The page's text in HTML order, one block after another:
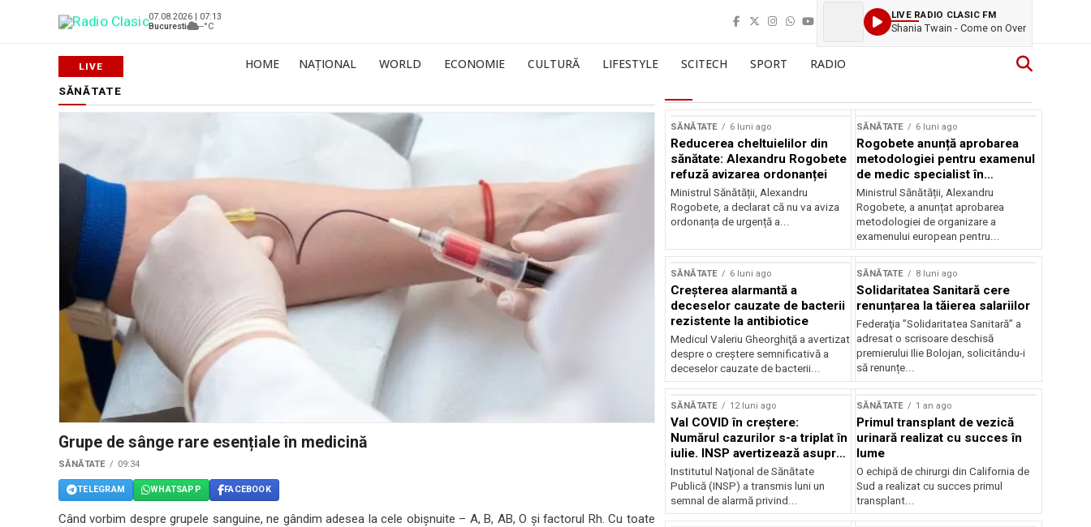
07.08.2026 | 07:13
Bucuresti
--°C
LIVE RADIO CLASIC FM
Shania Twain - Come on Over
HOME NAȚIONAL WORLD ECONOMIE CULTURĂ LIFESTYLE SCITECH SPORT RADIO
SĂNĂTATE
Grupe de sânge rare esențiale în medicină
SĂNĂTATE 09:34
TELEGRAM WHATSAPP FACEBOOK
Când vorbim despre grupele sanguine, ne gândim adesea la cele obișnuite – A, B, AB, O și factorul Rh. Cu toate
SĂNĂTATE 6 luni ago
Reducerea cheltuielilor din
sănătate: Alexandru Rogobete
refuză avizarea ordonanței
Ministrul Sănătății, Alexandru
Rogobete, a declarat că nu va aviza
ordonanța de urgență a...
SĂNĂTATE 6 luni ago
Rogobete anunță aprobarea
metodologiei pentru examenul
de medic specialist în
radiologie
Ministrul Sănătății, Alexandru
Rogobete, a anunțat aprobarea
metodologiei de organizare a
examenului european pentru...
SĂNĂTATE 6 luni ago
Creșterea alarmantă a
deceselor cauzate de bacterii
rezistente la antibiotice
Medicul Valeriu Gheorghiţă a avertizat
despre o creștere semnificativă a
deceselor cauzate de bacterii...
SĂNĂTATE 8 luni ago
Solidaritatea Sanitară cere
renunțarea la tăierea salariilor
Federaţia ”Solidaritatea Sanitară” a
adresat o scrisoare deschisă
premierului Ilie Bolojan, solicitându-i
să renunțe...
SĂNĂTATE 12 luni ago
Val COVID în creștere:
Numărul cazurilor s-a triplat în
iulie. INSP avertizează asupra
unui nou val de infectări
Institutul Naţional de Sănătate
Publică (INSP) a transmis luni un
semnal de alarmă privind...
SĂNĂTATE 1 an ago
Primul transplant de vezică
urinară realizat cu succes în
lume
O echipă de chirurgi din California de
Sud a realizat cu succes primul
transplant...